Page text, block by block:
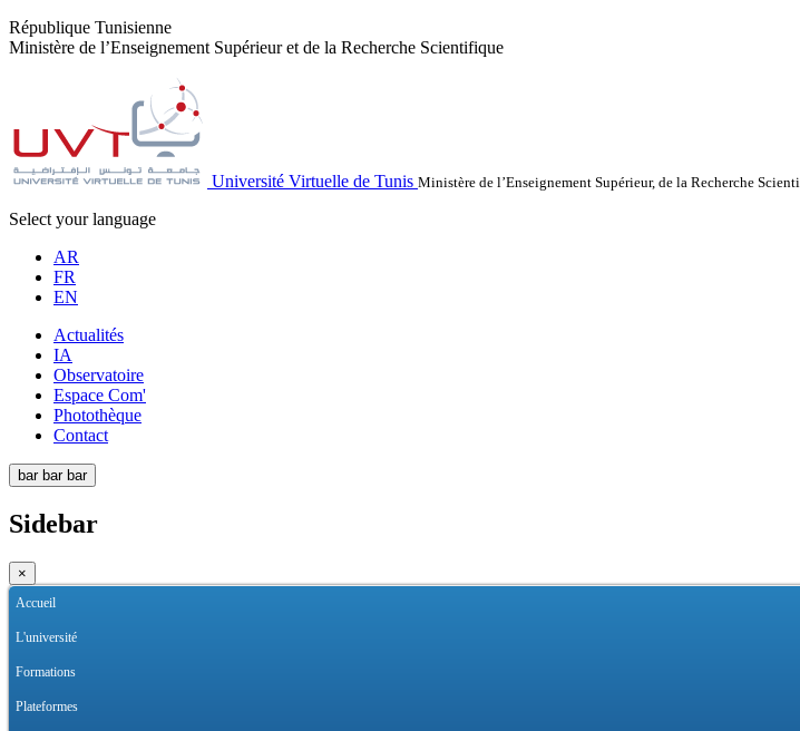
République Tunisienne
Ministère de l’Enseignement Supérieur et de la Recherche Scientifique
Université Virtuelle de Tunis Ministère de l’Enseignement Supérieur, de la Recherche
Select your language
AR
FR
EN
Actualités
IA
Observatoire
Espace Com'
Photothèque
Contact
bar bar bar
Sidebar
×
Accueil
L'université
Formations
Plateformes